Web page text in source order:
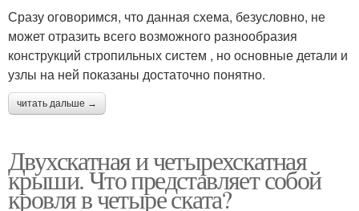
Сразу оговоримся, что данная схема, безусловно, не
может отразить всего возможного разнообразия
конструкций стропильных систем , но основные детали и
узлы на ней показаны достаточно понятно.
читать дальше →
Двухскатная и четырехскатная
крыши. Что представляет собой
кровля в четыре ската?